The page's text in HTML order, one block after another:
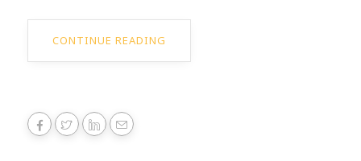
CONTINUE READING